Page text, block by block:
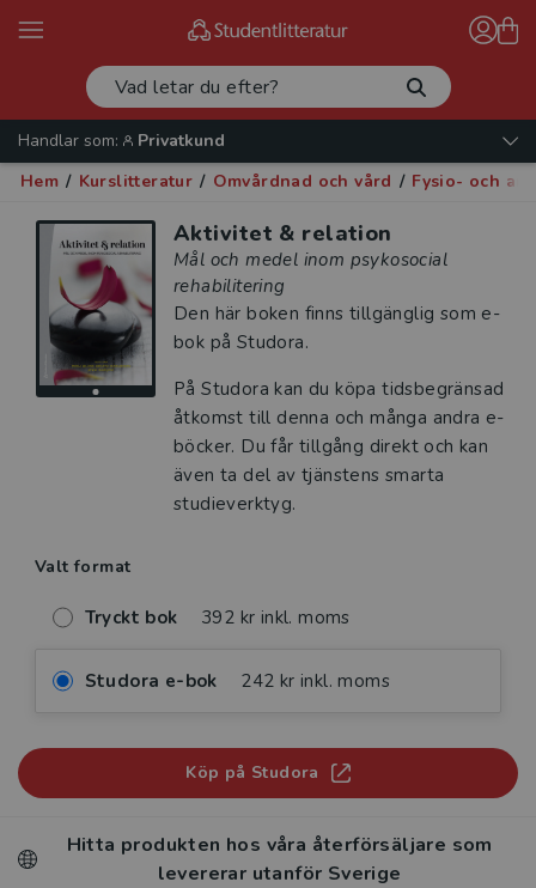
Handlar som:
Privatkund
Hem / Kurslitteratur / Omvårdnad och vård / Fysio- och
Aktivitet & relation
Mål och medel inom psykosocial
rehabilitering
Den här boken finns tillgänglig som e-
bok på Studora.
På Studora kan du köpa tidsbegränsad
åtkomst till denna och många andra e-
böcker. Du får tillgång direkt och kan
även ta del av tjänstens smarta
studieverktyg.
Valt format
Tryckt bok 392 kr inkl. moms
Studora e-bok 242 kr inkl. moms
Köp på Studora
Hitta produkten hos våra återförsäljare som
levererar utanför Sverige